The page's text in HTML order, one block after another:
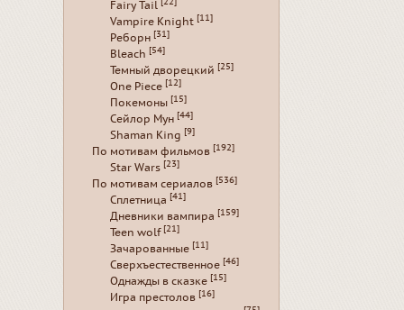
Fairy Tail [22]
Vampire Knight [11]
Реборн [31]
Bleach [54]
Темный дворецкий [25]
One Piece [12]
Покемоны [15]
Сейлор Мун [44]
Shaman King [9]
По мотивам фильмов [192]
Star Wars [23]
По мотивам сериалов [536]
Сплетница [41]
Дневники вампира [159]
Teen wolf [21]
Зачарованные [11]
Сверхъестественное [46]
Однажды в сказке [15]
Игра престолов [16]